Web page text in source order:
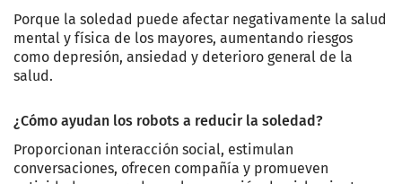
Porque la soledad puede afectar negativamente la salud
mental y física de los mayores, aumentando riesgos
como depresión, ansiedad y deterioro general de la
salud.
¿Cómo ayudan los robots a reducir la soledad?
Proporcionan interacción social, estimulan
conversaciones, ofrecen compañía y promueven